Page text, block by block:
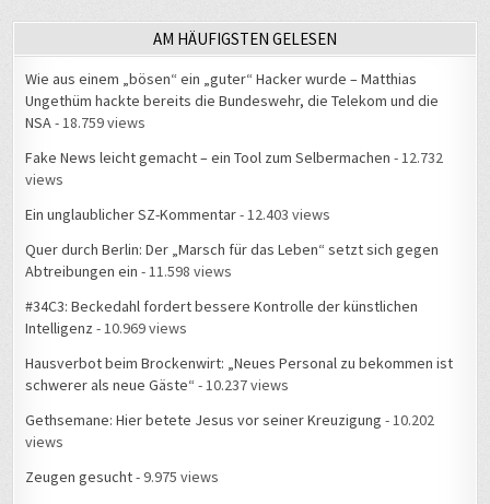
AM HÄUFIGSTEN GELESEN
Wie aus einem „bösen“ ein „guter“ Hacker wurde – Matthias
Ungethüm hackte bereits die Bundeswehr, die Telekom und die
NSA- 18.759 views
Fake News leicht gemacht – ein Tool zum Selbermachen - 12.732
views
Ein unglaublicher SZ-Kommentar- 12.403 views
Quer durch Berlin: Der „Marsch für das Leben“ setzt sich gegen
Abtreibungen ein - 11.598 views
#34C3: Beckedahl fordert bessere Kontrolle der künstlichen
Intelligenz - 10.969 views
Hausverbot beim Brockenwirt: „Neues Personal zu bekommen ist
schwerer als neue Gäste“ - 10.237 views
Gethsemane: Hier betete Jesus vor seiner Kreuzigung - 10.202
views
Zeugen gesucht- 9.975 views